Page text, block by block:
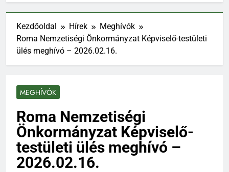
Kezdőoldal Hírek
Meghívók
Roma Nemzetiségi Önkormányzat Képviselő-testületi
ülés meghívó – 2026.02.16.
MEGHÍVÓK
Roma Nemzetiségi
Önkormányzat Képviselő-
testületi ülés meghívó –
2026.02.16.